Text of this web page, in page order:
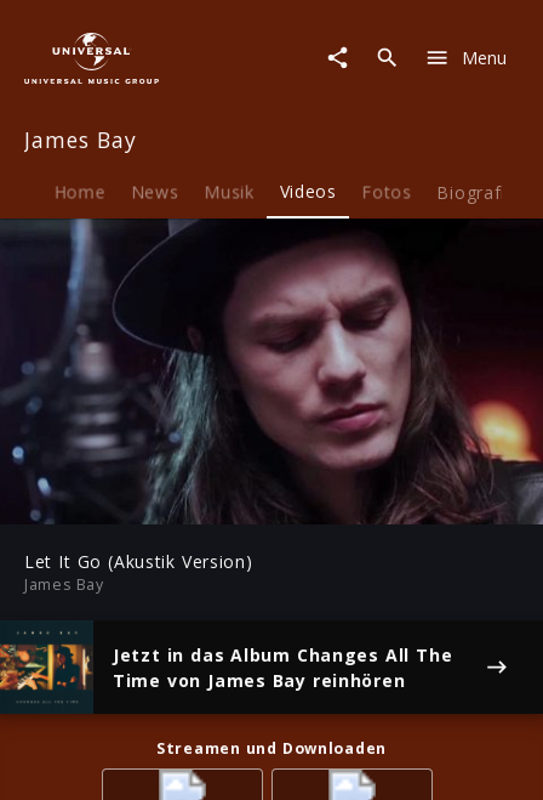
Video
Let
(Akustik
Version)
Menu
James Bay
Home News Musik Videos Fotos Biografie
Play Mute
Play
Let It Go (Akustik Version)
James Bay
Jetzt in das Album Changes All The
Time von James Bay reinhören
Streamen und Downloaden